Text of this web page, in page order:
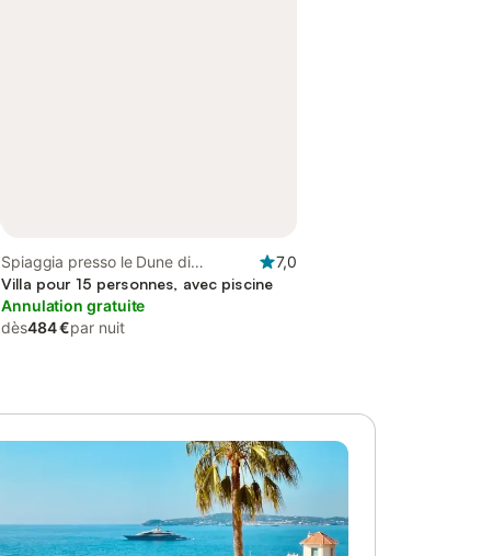
Spiaggia presso le Dune di
Campomarino, Maruggio
7,0
Villa pour 15 personnes, avec piscine
Annulation gratuite
dès484 €par nuit